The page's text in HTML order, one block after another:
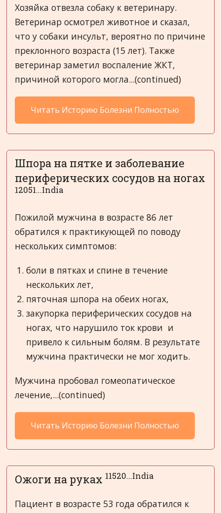
Хозяйка отвезла собаку к ветеринару.
Ветеринар осмотрел животное и сказал,
что у собаки инсульт, вероятно по причине
преклонного возраста (15 лет). Также
ветеринар заметил воспаление ЖКТ,
причиной которого могла...(continued)
Читать Историю Болезни Полностью
Шпора на пятке и заболевание
периферических сосудов на ногах
12051...India
Пожилой мужчина в возрасте 86 лет
обратился к практикующей по поводу
нескольких симптомов:
боли в пятках и спине в течение
нескольких лет,
пяточная шпора на обеих ногах,
закупорка периферических сосудов на
ногах, что нарушило ток крови и
привело к сильным болям. В результате
мужчина практически не мог ходить.
Мужчина пробовал гомеопатическое
лечение,...(continued)
Читать Историю Болезни Полностью
Ожоги на руках 11520...India
Пациент в возрасте 53 года обратился к